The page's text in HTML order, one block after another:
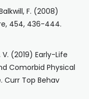
F. (2008)
454, 436-444.
(2019) Early-Life
Comorbid Physical
Curr Top Behav